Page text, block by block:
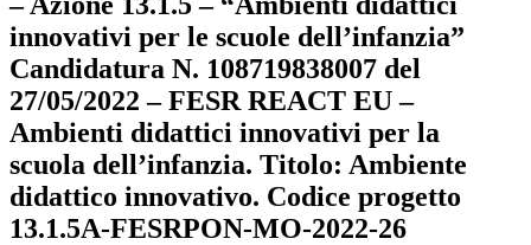
innovativi per le scuole dell’infanzia”
Candidatura N. 108719838007 del
27/05/2022 – FESR REACT EU –
Ambienti didattici innovativi per la
scuola dell’infanzia. Titolo: Ambiente
didattico innovativo. Codice progetto
13.1.5A-FESRPON-MO-2022-26